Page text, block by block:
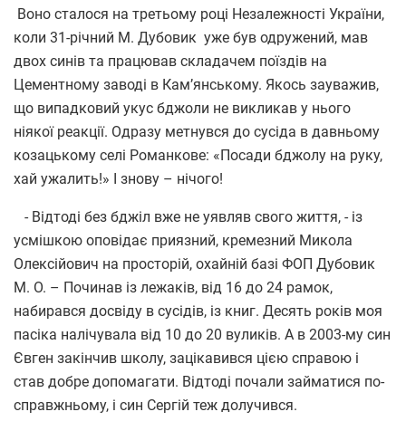
Воно сталося на третьому році Незалежності України,
коли 31-річний М. Дубовик уже був одружений, мав
двох синів та працював складачем поїздів на
Цементному заводі в Кам’янському. Якось зауважив,
що випадковий укус бджоли не викликав у нього
ніякої реакції. Одразу метнувся до сусіда в давньому
козацькому селі Романкове: «Посади бджолу на руку,
хай ужалить!» І знову – нічого!
- Відтоді без бджіл вже не уявляв свого життя, - із
усмішкою оповідає приязний, кремезний Микола
Олексійович на просторій, охайній базі ФОП Дубовик
М. О. – Починав із лежаків, від 16 до 24 рамок,
набирався досвіду в сусідів, із книг. Десять років моя
пасіка налічувала від 10 до 20 вуликів. А в 2003-му син
Євген закінчив школу, зацікавився цією справою і
став добре допомагати. Відтоді почали займатися по-
справжньому, і син Сергій теж долучився.